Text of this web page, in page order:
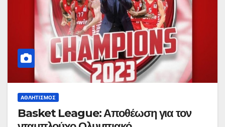
ΑΘΛΗΤΙΣΜΌΣ
Basket League: Αποθέωση για τον